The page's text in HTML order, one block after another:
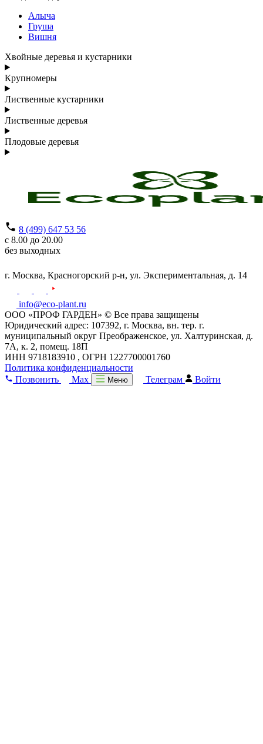
Алыча
Груша
Вишня
Хвойные деревья и кустарники
Крупномеры
Лиственные кустарники
Лиственные деревья
Плодовые деревья
8 (499) 647 53 56
с 8.00 до 20.00
без выходных
г. Москва, Красногорский р-н, ул. Экспериментальная, д. 14
info@eco-plant.ru
ООО «ПРОФ ГАРДЕН» © Все права защищены
Юридический адрес: 107392, г. Москва, вн. тер. г.
муниципальный округ Преображенское, ул. Халтуринская, д.
7А, к. 2, помещ. 18П
ИНН 9718183910 , ОГРН 1227700001760
Политика конфиденциальности
Позвонить
Max Меню Телеграм Войти